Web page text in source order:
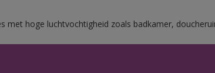
met hoge luchtvochtigheid zoals badkamer,